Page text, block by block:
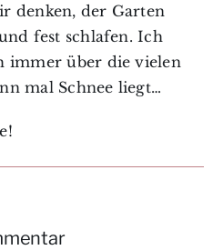
denken, der Garten
fest schlafen. Ich
immer über die vielen
mal Schnee liegt…